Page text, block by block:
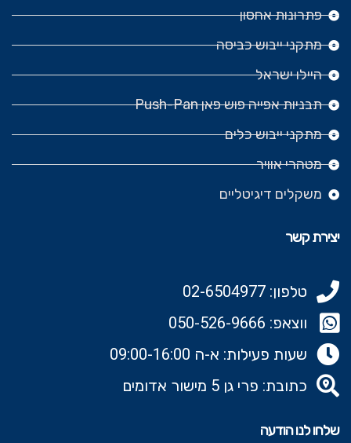
פתרונות אחסון
מתקני ייבוש כביסה
היילו ישראל
תבניות אפייה פוש פאן Push-Pan
מתקני ייבוש כלים
מטהרי אוויר
משקלים דיגיטליים
יצירת קשר
טלפון: 02-6504977
ווצאפ: 050-526-9666‬
שעות פעילות: א-ה 09:00-16:00
כתובת: פרי גן 5 מישור אדומים
שלחו לנו הודעה